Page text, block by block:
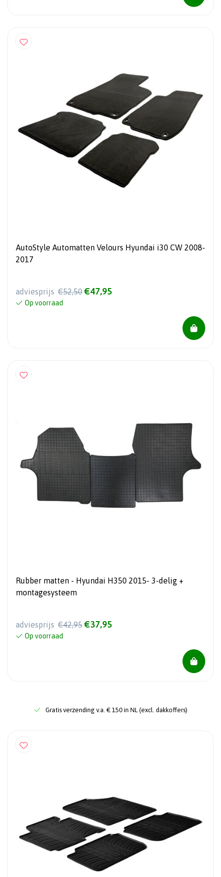
AutoStyle Automatten Velours Hyundai i30 CW 2008-
2017
adviesprijs €52,50 €47,95
Op voorraad
Rubber matten - Hyundai H350 2015- 3-delig +
montagesysteem
adviesprijs €42,95 €37,95
Op voorraad
Gratis verzending v.a. € 150 in NL (excl. dakkoffers)